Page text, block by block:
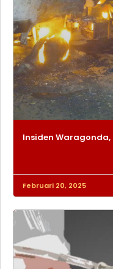
Insiden
Februari 20, 2025